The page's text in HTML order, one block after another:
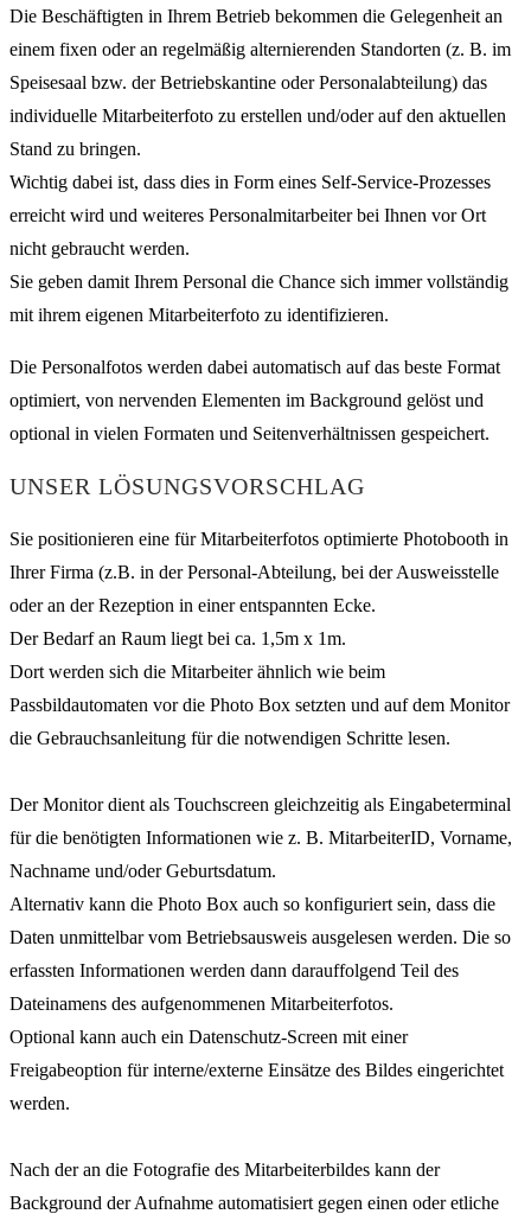
Die Beschäftigten in Ihrem Betrieb bekommen die Gelegenheit an
einem fixen oder an regelmäßig alternierenden Standorten (z. B. im
Speisesaal bzw. der Betriebskantine oder Personalabteilung) das
individuelle Mitarbeiterfoto zu erstellen und/oder auf den aktuellen
Stand zu bringen.
Wichtig dabei ist, dass dies in Form eines Self-Service-Prozesses
erreicht wird und weiteres Personalmitarbeiter bei Ihnen vor Ort
nicht gebraucht werden.
Sie geben damit Ihrem Personal die Chance sich immer vollständig
mit ihrem eigenen Mitarbeiterfoto zu identifizieren.
Die Personalfotos werden dabei automatisch auf das beste Format
optimiert, von nervenden Elementen im Background gelöst und
optional in vielen Formaten und Seitenverhältnissen gespeichert.
UNSER LÖSUNGSVORSCHLAG
Sie positionieren eine für Mitarbeiterfotos optimierte Photobooth in
Ihrer Firma (z.B. in der Personal-Abteilung, bei der Ausweisstelle
oder an der Rezeption in einer entspannten Ecke.
Der Bedarf an Raum liegt bei ca. 1,5m x 1m.
Dort werden sich die Mitarbeiter ähnlich wie beim
Passbildautomaten vor die Photo Box setzten und auf dem Monitor
die Gebrauchsanleitung für die notwendigen Schritte lesen.
Der Monitor dient als Touchscreen gleichzeitig als Eingabeterminal
für die benötigten Informationen wie z. B. MitarbeiterID, Vorname,
Nachname und/oder Geburtsdatum.
Alternativ kann die Photo Box auch so konfiguriert sein, dass die
Daten unmittelbar vom Betriebsausweis ausgelesen werden. Die so
erfassten Informationen werden dann darauffolgend Teil des
Dateinamens des aufgenommenen Mitarbeiterfotos.
Optional kann auch ein Datenschutz-Screen mit einer
Freigabeoption für interne/externe Einsätze des Bildes eingerichtet
werden.
Nach der an die Fotografie des Mitarbeiterbildes kann der
Background der Aufnahme automatisiert gegen einen oder etliche